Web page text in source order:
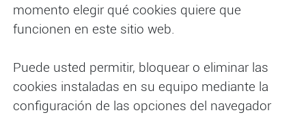
momento elegir qué cookies quiere que
funcionen en este sitio web.
Puede usted permitir, bloquear o eliminar las
cookies instaladas en su equipo mediante la
configuración de las opciones del navegador